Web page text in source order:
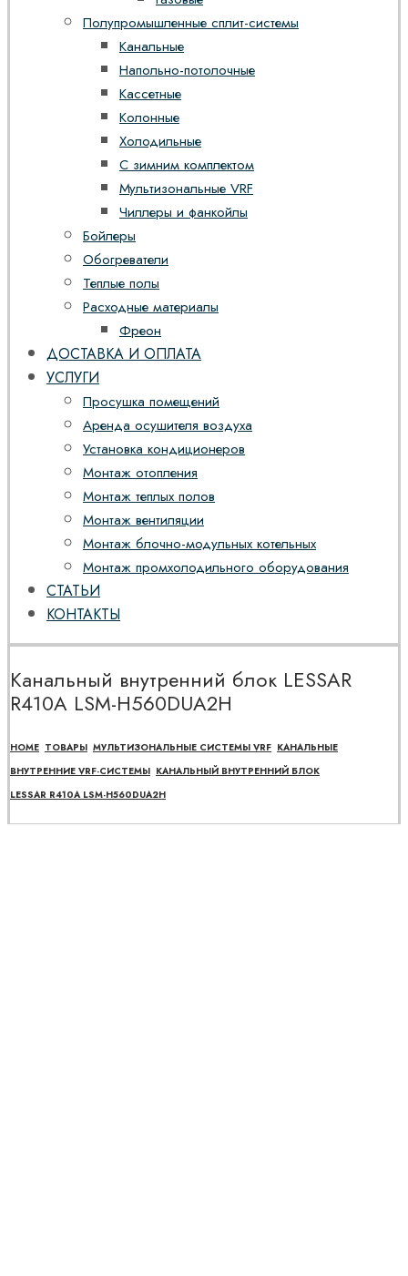
Полупромышленные сплит-системы
Канальные
Напольно-потолочные
Кассетные
Колонные
Холодильные
С зимним комплектом
Мультизональные VRF
Чиллеры и фанкойлы
Бойлеры
Обогреватели
Теплые полы
Расходные материалы
Фреон
ДОСТАВКА И ОПЛАТА
УСЛУГИ
Просушка помещений
Аренда осушителя воздуха
Установка кондиционеров
Монтаж отопления
Монтаж теплых полов
Монтаж вентиляции
Монтаж блочно-модульных котельных
Монтаж промхолодильного оборудования
СТАТЬИ
КОНТАКТЫ
Канальный внутренний блок LESSAR
R410A LSM-H560DUA2H
HOME ТОВАРЫ МУЛЬТИЗОНАЛЬНЫЕ СИСТЕМЫ VRF КАНАЛЬНЫЕ
ВНУТРЕННИЕ VRF-СИСТЕМЫ КАНАЛЬНЫЙ ВНУТРЕННИЙ БЛОК
LESSAR R410A LSM-H560DUA2H